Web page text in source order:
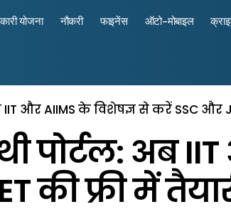
योजना नौकरी फाइनेंस ऑटो-मोबाइल
और AIIMS के विशेषज्ञ से करें SSC और
पोर्टल: अब
की फ्री में